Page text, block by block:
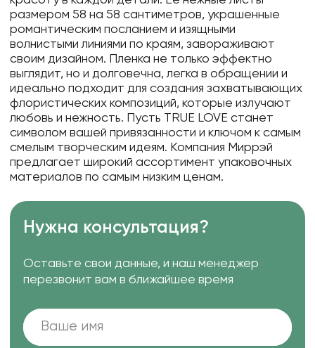
размером 58 на 58 сантиметров, украшенные
романтическим посланием и изящными
волнистыми линиями по краям, завораживают
своим дизайном. Пленка не только эффектно
выглядит, но и долговечна, легка в обращении и
идеально подходит для создания захватывающих
флористических композиций, которые излучают
любовь и нежность. Пусть TRUE LOVE станет
символом вашей привязанности и ключом к самым
смелым творческим идеям. Компания Миррэй
предлагает широкий ассортимент упаковочных
материалов по самым низким ценам.
Нужна консультация?
Оставьте свои данные, и наш менеджер
перезвонит вам в ближайшее время